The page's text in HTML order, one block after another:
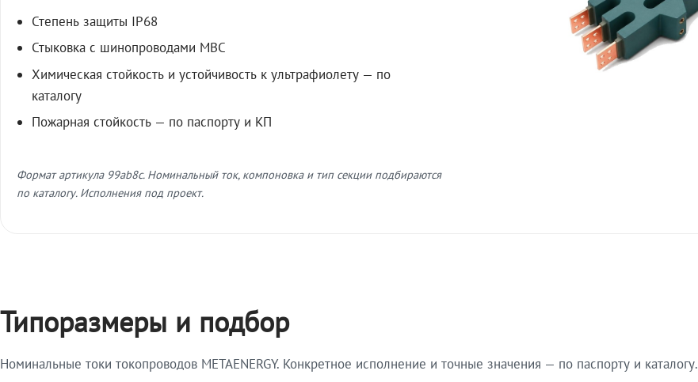
Степень защиты IP68
Стыковка с шинопроводами МВС
Химическая стойкость и устойчивость к ультрафиолету — по
каталогу
Пожарная стойкость — по паспорту и КП
Формат артикула 99ab8c. Номинальный ток, компоновка и тип секции подбираются
по каталогу. Исполнения под проект.
Типоразмеры и подбор
Номинальные токи токопроводов METAENERGY. Конкретное исполнение и точные значения — по паспорту и каталогу.